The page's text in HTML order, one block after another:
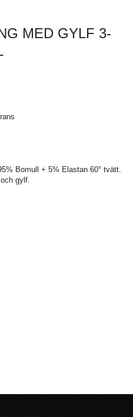
MED GYLF 3-
Bomull + 5% Elastan 60° tvätt.
gylf.